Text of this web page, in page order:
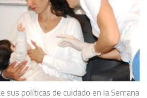
sus políticas de cuidado en la Semana